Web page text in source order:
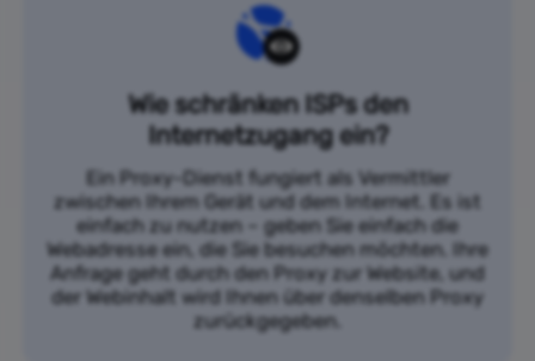
Wie schränken ISPs den
Internetzugang ein?
Ein Proxy-Dienst fungiert als Vermittler
zwischen Ihrem Gerät und dem Internet. Es ist
einfach zu nutzen – geben Sie einfach die
Webadresse ein, die Sie besuchen möchten. Ihre
Anfrage geht durch den Proxy zur Website, und
der Webinhalt wird Ihnen über denselben Proxy
zurückgegeben.